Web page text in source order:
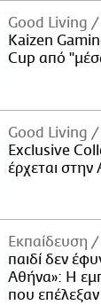
Good Living
Kaizen
Cup από
Good Living
Exclusive
έρχεται στην
Εκπαίδευση
παιδί δεν
Αθήνα»: Η
που